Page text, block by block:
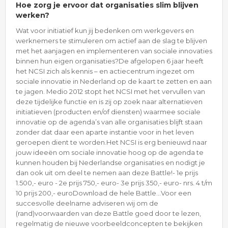
Hoe zorg je ervoor dat organisaties slim blijven
werken?
Wat voor initiatief kun jij bedenken om werkgevers en
werknemers te stimuleren om actief aan de slag te blijven
met het aanjagen en implementeren van sociale innovaties
binnen hun eigen organisaties?De afgelopen 6 jaar heeft
het NCSI zich als kennis – en actiecentrum ingezet om
sociale innovatie in Nederland op de kaart te zetten en aan
te jagen. Medio 2012 stopt het NCSI met het vervullen van
deze tijdelijke functie en is zij op zoek naar alternatieven
initiatieven (producten en/of diensten) waarmee sociale
innovatie op de agenda’s van alle organisaties blijft staan
zonder dat daar een aparte instantie voor in het leven
geroepen dient te worden.Het NCSI is erg benieuwd naar
jouw ideeën om sociale innovatie hoog op de agenda te
kunnen houden bij Nederlandse organisaties en nodigt je
dan ook uit om deel te nemen aan deze Battle!- 1e prijs
1.500,- euro - 2e prijs 750,- euro- 3e prijs 350,- euro- nrs. 4 t/m
10 prijs 200,- euroDownload de hele Battle...Voor een
succesvolle deelname adviseren wij om de
(rand)voorwaarden van deze Battle goed door te lezen,
regelmatig de nieuwe voorbeeldconcepten te bekijken